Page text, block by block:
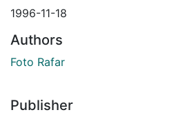
1996-11-18
Authors
Foto Rafar
Publisher